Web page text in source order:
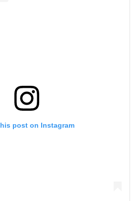
post on Instagram